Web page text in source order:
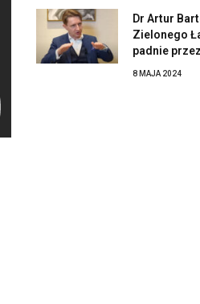
Dr Artur
Zielonego
padnie
8 MAJA 2024